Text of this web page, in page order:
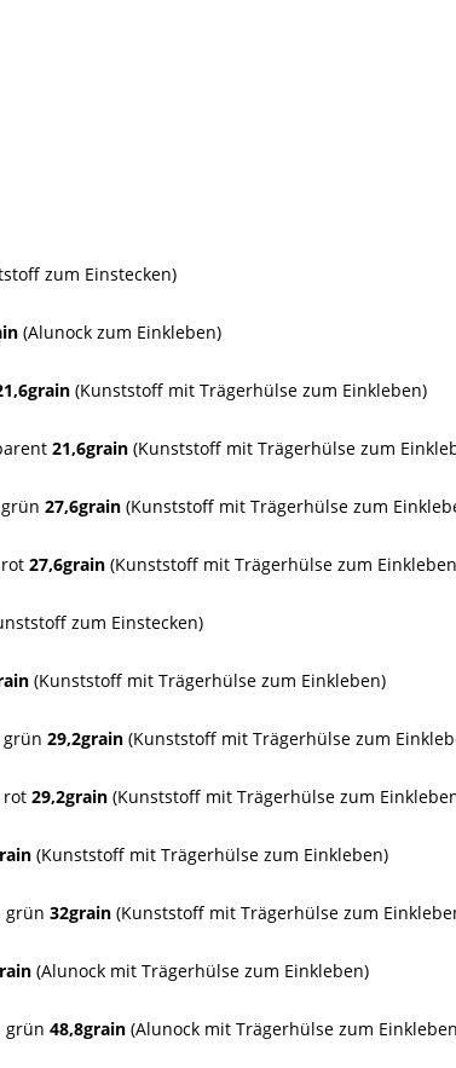
zum Einstecken)
(Alunock zum Einkleben)
(Kunststoff mit Trägerhülse zum Einkleben)
21,6grain (Kunststoff mit Trägerhülse zum
27,6grain (Kunststoff mit Trägerhülse zum
27,6grain (Kunststoff mit Trägerhülse zum
zum Einstecken)
(Kunststoff mit Trägerhülse zum Einkleben)
29,2grain (Kunststoff mit Trägerhülse zum
29,2grain (Kunststoff mit Trägerhülse zum
(Kunststoff mit Trägerhülse zum Einkleben)
32grain (Kunststoff mit Trägerhülse zum
(Alunock mit Trägerhülse zum Einkleben)
48,8grain (Alunock mit Trägerhülse zum